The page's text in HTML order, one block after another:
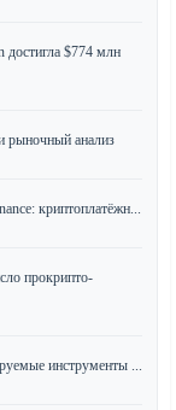
достигла $774 млн
рыночный анализ
криптоплатёжн...
прокрипто-
инструменты ...